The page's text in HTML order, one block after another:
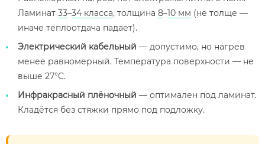
Ламинат 33–34 класса, толщина 8–10 мм (не толще —
иначе теплоотдача падает).
Электрический кабельный — допустимо, но нагрев
менее равномерный. Температура поверхности — не
выше 27°C.
Инфракрасный плёночный — оптимален под ламинат.
Кладётся без стяжки прямо под подложку.